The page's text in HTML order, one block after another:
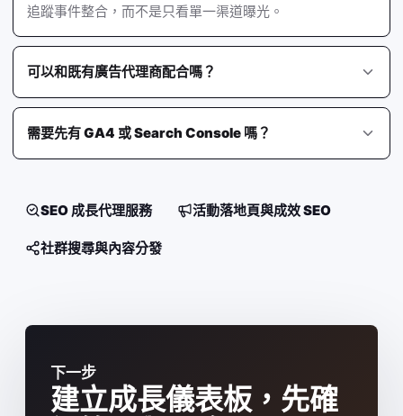
追蹤事件整合，而不是只看單一渠道曝光。
可以和既有廣告代理商配合嗎？
需要先有 GA4 或 Search Console 嗎？
SEO 成長代理服務 活動落地頁與成效 SEO
社群搜尋與內容分發
下一步
建立成長儀表板，先確